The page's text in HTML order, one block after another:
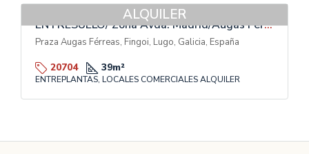
ALQUILER
ENTRESUELO/ Zona Avda. Madrid/Augas Ferreas
Praza Augas Férreas, Fingoi, Lugo, Galicia, España
20704 39m²
ENTREPLANTAS, LOCALES COMERCIALES ALQUILER